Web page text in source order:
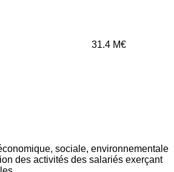
31.4 M€
sociale, environnementale
des activités des salariés exerçant